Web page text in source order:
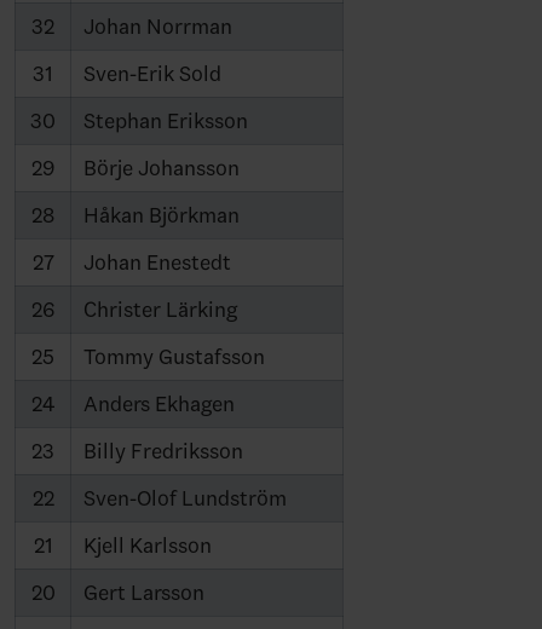
32
Johan Norrman
31
Sven-Erik Sold
30
Stephan Eriksson
29
Börje Johansson
28
Håkan Björkman
27
Johan Enestedt
26
Christer Lärking
25
Tommy Gustafsson
24
Anders Ekhagen
23
Billy Fredriksson
22
Sven-Olof Lundström
21
Kjell Karlsson
20
Gert Larsson